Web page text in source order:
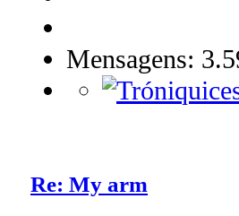
Mensagens:
Re: My arm